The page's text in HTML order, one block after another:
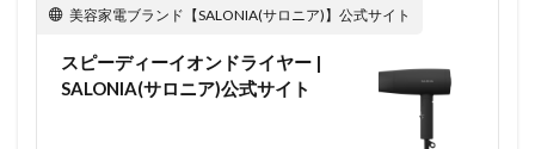
美容家電ブランド【SALONIA(サロニア)】公式サイト
スピーディーイオンドライヤー |
SALONIA(サロニア)公式サイト